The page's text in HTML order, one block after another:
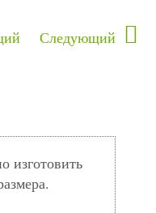
Следующий
изготовить